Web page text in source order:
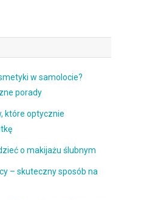
w samolocie?
porady
które optycznie
o makijażu ślubnym
– skuteczny sposób na